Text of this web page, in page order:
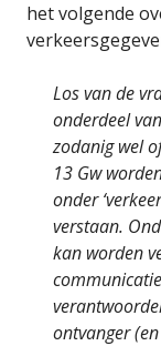
het volgende
Los van de
onderdeel
zodanig wel
13 Gw
onder
verstaan.
kan worden
ontvanger